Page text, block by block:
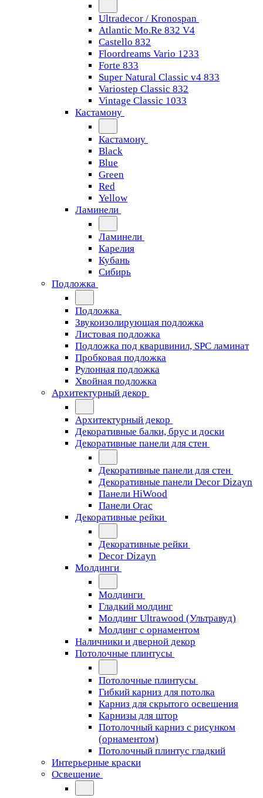
Ultradecor / Kronospan
Atlantic Mo.Re 832 V4
Castello 832
Floordreams Vario 1233
Forte 833
Super Natural Classic v4 833
Variostep Classic 832
Vintage Classic 1033
Кастамону
Кастамону
Black
Blue
Green
Red
Yellow
Ламинели
Ламинели
Карелия
Кубань
Сибирь
Подложка
Подложка
Звукоизолирующая подложка
Листовая подложка
Подложка под кварцвинил, SPC ламинат
Пробковая подложка
Рулонная подложка
Хвойная подложка
Архитектурный декор
Архитектурный декор
Декоративные балки, брус и доски
Декоративные панели для стен
Декоративные панели для стен
Декоративные панели Decor Dizayn
Панели HiWood
Панели Orac
Декоративные рейки
Декоративные рейки
Decor Dizayn
Молдинги
Молдинги
Гладкий молдинг
Молдинг Ultrawood (Ультравуд)
Молдинг с орнаментом
Наличники и дверной декор
Потолочные плинтусы
Потолочные плинтусы
Гибкий карниз для потолка
Карниз для скрытого освещения
Карнизы для штор
Потолочный карниз с рисунком
(орнаментом)
Потолочный плинтус гладкий
Интерьерные краски
Освещение